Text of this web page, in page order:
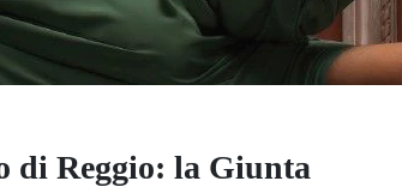
di Reggio: la Giunta